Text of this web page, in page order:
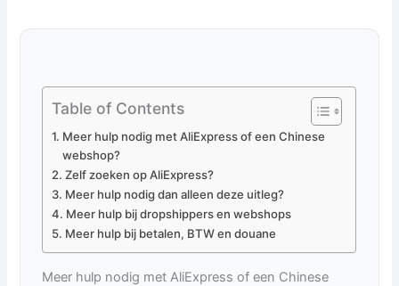
Table of Contents
Meer hulp nodig met AliExpress of een Chinese
webshop?
Zelf zoeken op AliExpress?
Meer hulp nodig dan alleen deze uitleg?
Meer hulp bij dropshippers en webshops
Meer hulp bij betalen, BTW en douane
Meer hulp nodig met AliExpress of een Chinese